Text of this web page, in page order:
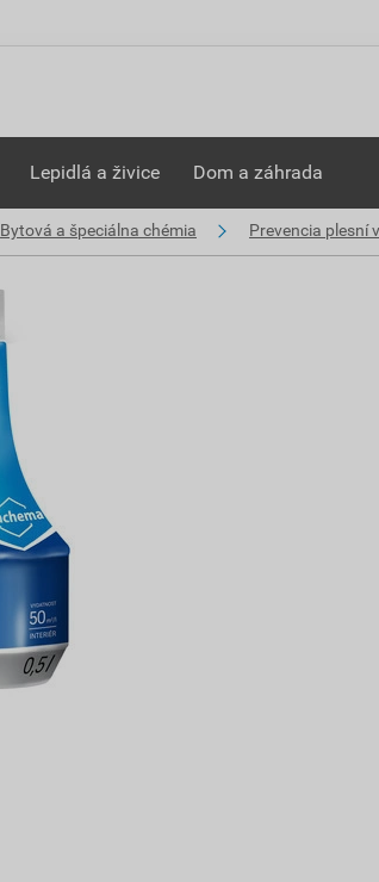
Lepidlá a živice Dom a záhrada
Bytová a špeciálna chémia Prevencia plesní